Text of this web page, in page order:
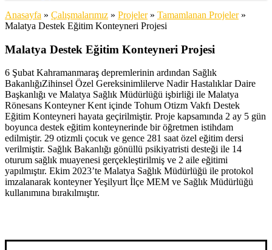
Anasayfa » Çalışmalarımız » Projeler» Tamamlanan Projeler»
Malatya Destek Eğitim Konteyneri Projesi
Malatya Destek Eğitim Konteyneri Projesi
6 Şubat Kahramanmaraş depremlerinin ardından Sağlık
BakanlığıZihinsel Özel Gereksinimlilerve Nadir Hastalıklar Daire
Başkanlığı ve Malatya Sağlık Müdürlüğü işbirliği ile Malatya
Rönesans Konteyner Kent içinde Tohum Otizm Vakfı Destek
Eğitim Konteyneri hayata geçirilmiştir. Proje kapsamında 2 ay 5 gün
boyunca destek eğitim konteynerinde bir öğretmen istihdam
edilmiştir. 29 otizmli çocuk ve gence 281 saat özel eğitim dersi
verilmiştir. Sağlık Bakanlığı gönüllü psikiyatristi desteği ile 14
oturum sağlık muayenesi gerçekleştirilmiş ve 2 aile eğitimi
yapılmıştır. Ekim 2023’te Malatya Sağlık Müdürlüğü ile protokol
imzalanarak konteyner Yeşilyurt İlçe MEM ve Sağlık Müdürlüğü
kullanımına bırakılmıştır.